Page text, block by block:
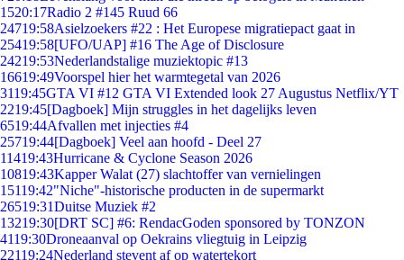
1520:17Radio 2 #145 Ruud 66
24719:58Asielzoekers #22 : Het Europese migratiepact gaat in
25419:58[UFO/UAP] #16 The Age of Disclosure
24219:53Nederlandstalige muziektopic #13
16619:49Voorspel hier het warmtegetal van 2026
3119:45GTA VI #12 GTA VI Extended look 27 Augustus Netflix/YT
2219:45[Dagboek] Mijn struggles in het dagelijks leven
6519:44Afvallen met injecties #4
25719:44[Dagboek] Veel aan hoofd - Deel 27
11419:43Hurricane & Cyclone Season 2026
10819:43Kapper Walat (27) slachtoffer van vernielingen
15119:42"Niche"-historische producten in de supermarkt
26519:31Duitse Muziek #2
13219:30[DRT SC] #6: RendacGoden sponsored by TONZON
4119:30Droneaanval op Oekrains vliegtuig in Leipzig
22119:24Nederland stevent af op watertekort